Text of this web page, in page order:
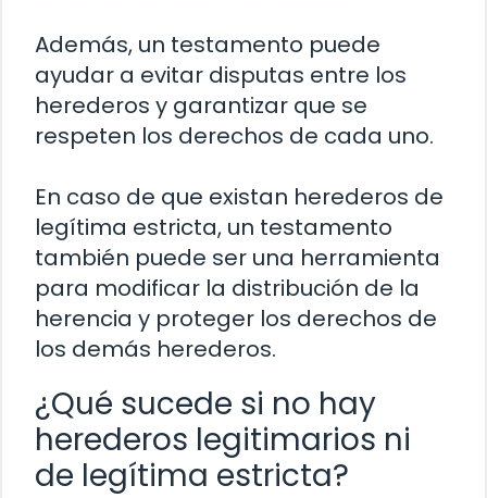
Además, un testamento puede
ayudar a evitar disputas entre los
herederos y garantizar que se
respeten los derechos de cada uno.
En caso de que existan herederos de
legítima estricta, un testamento
también puede ser una herramienta
para modificar la distribución de la
herencia y proteger los derechos de
los demás herederos.
¿Qué sucede si no hay
herederos legitimarios ni
de legítima estricta?